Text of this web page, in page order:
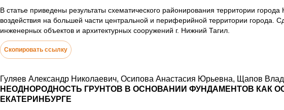
В статье приведены результаты схематического районирования территории
воздействия на большей части центральной и периферийной территории города.
инженерных объектов и архитектурных сооружений г. Нижний Тагил.
Скопировать ссылку
Гуляев Александр Николаевич, Осипова Анастасия Юрьевна, Щапов
НЕОДНОРОДНОСТЬ ГРУНТОВ В ОСНОВАНИИ ФУНДАМЕНТОВ КАК
ЕКАТЕРИНБУРГЕ